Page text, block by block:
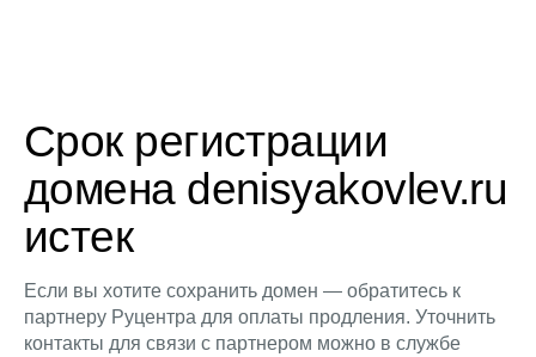
Срок регистрации
домена denisyakovlev.ru
истек
Если вы хотите сохранить домен — обратитесь к
партнеру Руцентра для оплаты продления. Уточнить
контакты для связи с партнером можно в службе